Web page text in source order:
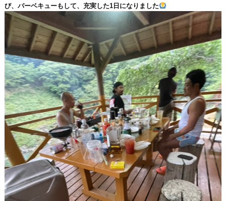
び、バーベキューもして、充実した1日になりました